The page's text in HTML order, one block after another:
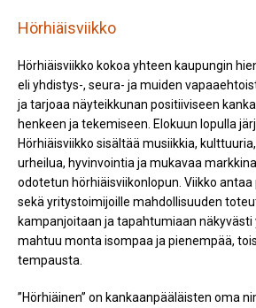
Hörhiäisviikko
Hörhiäisviikko kokoa yhteen kaupungin
eli yhdistys-, seura- ja muiden
ja tarjoaa näyteikkunan positiiviseen
henkeen ja tekemiseen. Elokuun lopulla
Hörhiäisviikko sisältää musiikkia,
urheilua, hyvinvointia ja mukavaa
odotetun hörhiäisviikonlopun. Viikko antaa
sekä yritystoimijoille mahdollisuuden
kampanjoitaan ja tapahtumiaan näkyvästi
mahtuu monta isompaa ja pienempää,
tempausta.
”Hörhiäinen” on kankaanpääläisten oma